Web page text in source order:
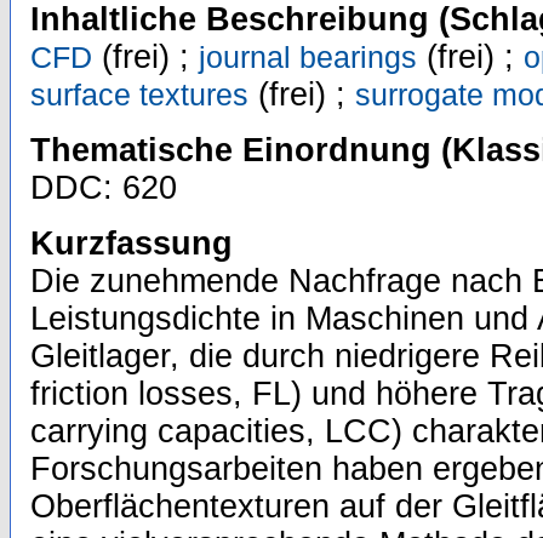
Inhaltliche Beschreibung
CFD (frei) ; journal bearings (frei) ;
surface textures (frei) ; surrogate
Thematische Einordnung
DDC: 620
Kurzfassung
Die zunehmende Nachfrage nach
Leistungsdichte in Maschinen und
Gleitlager, die durch niedrigere
friction losses, FL) und höhere
carrying capacities, LCC)
Forschungsarbeiten haben
Oberflächentexturen auf der